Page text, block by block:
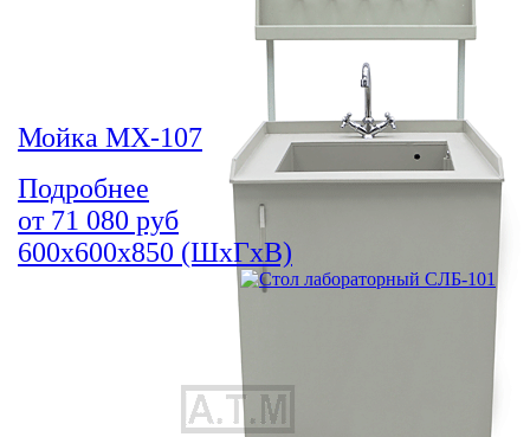
Мойка МХ-107
Подробнее
от 71 080 руб
600х600х850 (ШхГхВ)